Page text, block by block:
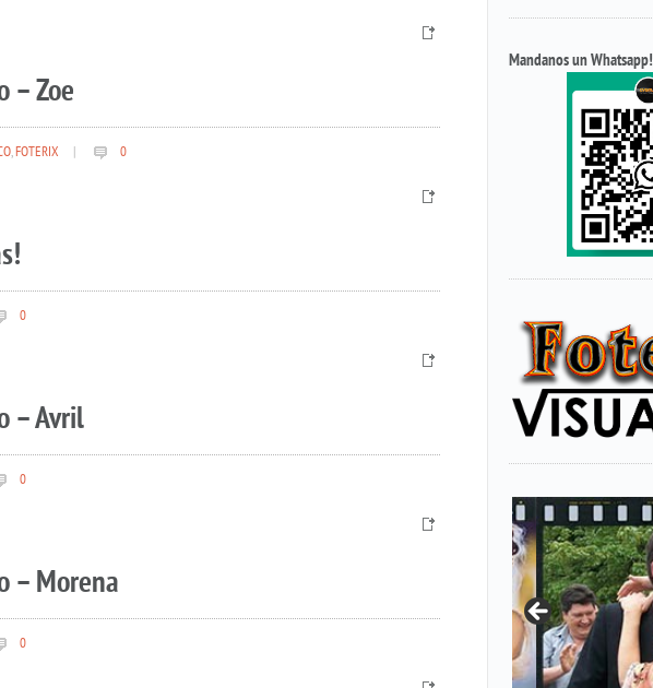
– Zoe
,FOTERIX 0
0
– Avril
0
– Morena
0
Mandanos un Whatsapp!